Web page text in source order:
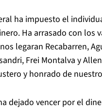
ha impuesto el
Ha arrasado con los
legaran Recabarren,
Frei Montalva y
y honrado de
dejado vencer por el